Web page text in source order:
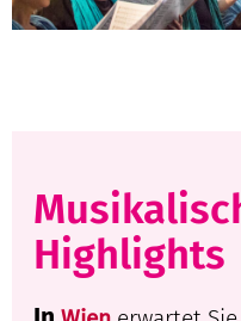
Highlights